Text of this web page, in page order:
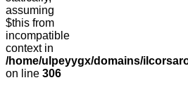
assuming
$this from
incompatible
context in
/home/ulpeyygx/domains/
on line 306